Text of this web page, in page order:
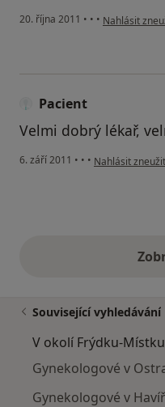
20. října 2011 • • • podle názoru
Nahlásit
Pacient
Velmi dobrý lékař,
6. září 2011 • • • podle názoru
Nahlásit
Související vyhledávání
V okolí Frýdku-Místku
Gynekologové v
Gynekologové v